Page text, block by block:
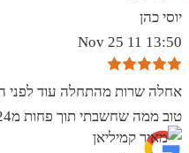
יוסי כהן
13:50 11 Nov 25
אחלה שרות מהתחלה עוד לפני
טוב ממה שחשבתי תוך פחות מ24 שעות היה מוכן ממליץ מאוד